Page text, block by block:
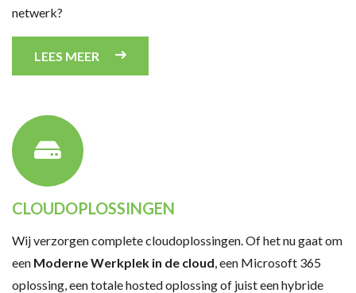
netwerk?
LEES MEER
CLOUDOPLOSSINGEN
Wij verzorgen complete cloudoplossingen. Of het nu gaat om
een Moderne Werkplek in de cloud , een Microsoft 365
oplossing, een totale hosted oplossing of juist een hybride